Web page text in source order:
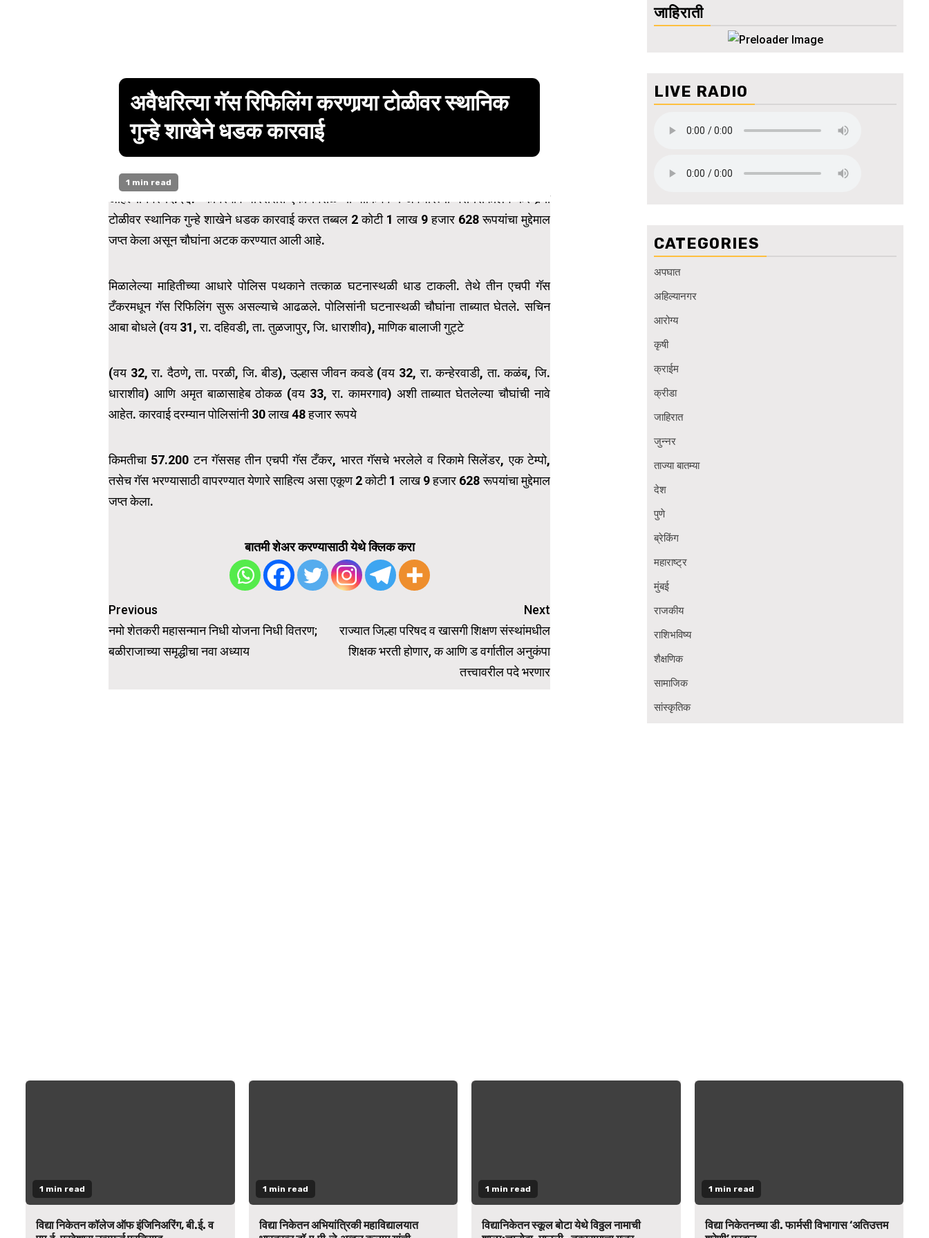
अवैधरित्या गॅस रिफिलिंग करणार्‍या टोळीवर स्थानिक
गुन्हे शाखेने धडक कारवाई
1 min read
अहिल्यानगर दि.२६:- कामरगाव परिसरात एका मिसळच्या पार्किंगमध्ये अवैधरित्या गॅस रिफिलिंग करणार्‍या
टोळीवर स्थानिक गुन्हे शाखेने धडक कारवाई करत तब्बल 2 कोटी 1 लाख 9 हजार 628 रूपयांचा मुद्देमाल
जप्त केला असून चौघांना अटक करण्यात आली आहे.
मिळालेल्या माहितीच्या आधारे पोलिस पथकाने तत्काळ घटनास्थळी धाड टाकली. तेथे तीन एचपी गॅस
टँकरमधून गॅस रिफिलिंग सुरू असल्याचे आढळले. पोलिसांनी घटनास्थळी चौघांना ताब्यात घेतले. सचिन
आबा बोधले (वय 31, रा. दहिवडी, ता. तुळजापुर, जि. धाराशीव), माणिक बालाजी गुट्टे
(वय 32, रा. दैठणे, ता. परळी, जि. बीड), उल्हास जीवन कवडे (वय 32, रा. कन्हेरवाडी, ता. कळंब, जि.
धाराशीव) आणि अमृत बाळासाहेब ठोकळ (वय 33, रा. कामरगाव) अशी ताब्यात घेतलेल्या चौघांची नावे
आहेत. कारवाई दरम्यान पोलिसांनी 30 लाख 48 हजार रूपये
किमतीचा 57.200 टन गॅससह तीन एचपी गॅस टँकर, भारत गॅसचे भरलेले व रिकामे सिलेंडर, एक टेम्पो,
तसेच गॅस भरण्यासाठी वापरण्यात येणारे साहित्य असा एकूण 2 कोटी 1 लाख 9 हजार 628 रूपयांचा मुद्देमाल
जप्त केला.
बातमी शेअर करण्यासाठी येथे क्लिक करा
Post
navigation
Previous
नमो शेतकरी महासन्मान निधी योजना निधी वितरण;
बळीराजाच्या समृद्धीचा नवा अध्याय
Next
राज्यात जिल्हा परिषद व खासगी शिक्षण संस्थांमधील
शिक्षक भरती होणार, क आणि ड वर्गातील अनुकंपा
तत्त्वावरील पदे भरणार
जाहिराती
LIVE RADIO
CATEGORIES
अपघात
अहिल्यानगर
आरोग्य
कृषी
क्राईम
क्रीडा
जाहिरात
जुन्नर
ताज्या बातम्या
देश
पुणे
ब्रेकिंग
महाराष्ट्र
मुंबई
राजकीय
राशिभविष्य
शैक्षणिक
सामाजिक
सांस्कृतिक
1 min read
विद्या निकेतन कॉलेज ऑफ इंजिनिअरिंग, बी.ई. व
1 min read
विद्या निकेतन अभियांत्रिकी महाविद्यालयात
1 min read
विद्यानिकेतन स्कूल बोटा येथे विठ्ठल नामाची
1 min read
विद्या निकेतनच्या डी. फार्मसी विभागास ‘अतिउत्तम